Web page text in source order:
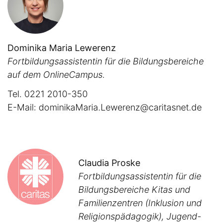
Dominika Maria Lewerenz
Fortbildungsassistentin für die Bildungsbereiche
auf dem OnlineCampus.
Tel. 0221 2010-350
E-Mail: dominikaMaria.Lewerenz@caritasnet.de
Claudia Proske
Fortbildungsassistentin für die
Bildungsbereiche Kitas und
Familienzentren (Inklusion und
Religionspädagogik), Jugend-